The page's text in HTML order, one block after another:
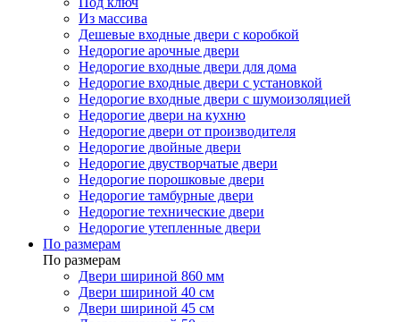
Из массива
Дешевые входные двери с коробкой
Недорогие арочные двери
Недорогие входные двери для дома
Недорогие входные двери с установкой
Недорогие входные двери с шумоизоляцией
Недорогие двери на кухню
Недорогие двери от производителя
Недорогие двойные двери
Недорогие двустворчатые двери
Недорогие порошковые двери
Недорогие тамбурные двери
Недорогие технические двери
Недорогие утепленные двери
По размерам
По размерам
Двери шириной 860 мм
Двери шириной 40 см
Двери шириной 45 см